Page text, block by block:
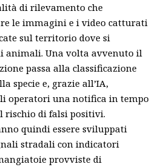
di rilevamento che
le immagini e i video catturati
sul territorio dove si
animali. Una volta avvenuto il
passa alla classificazione
specie e, grazie all’IA,
operatori una notifica in tempo
rischio di falsi positivi.
quindi essere sviluppati
stradali con indicatori
provviste di